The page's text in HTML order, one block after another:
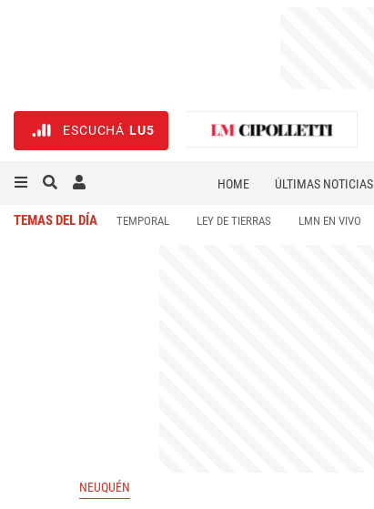
ESCUCHÁ LU5
HOME ÚLTIMAS NOTICIAS
TEMAS DEL DÍA TEMPORAL LEY DE TIERRAS LMN EN VIVO
NEUQUÉN